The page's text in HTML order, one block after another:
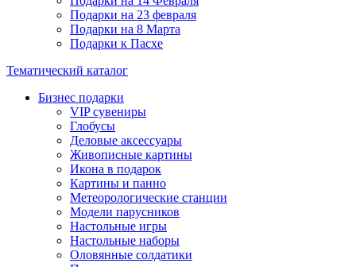
Подарки на 23 февраля
Подарки на 8 Марта
Подарки к Пасхе
Тематический каталог
Бизнес подарки
VIP сувениры
Глобусы
Деловые аксессуары
Живописные картины
Икона в подарок
Картины и панно
Метеорологические станции
Модели парусников
Настольные игры
Настольные наборы
Оловянные солдатики